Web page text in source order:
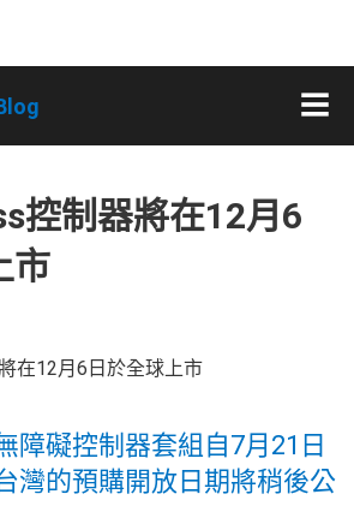
控制器將在12月6
市
障礙控制器套組自7月21日
灣的預購開放日期將稍後公